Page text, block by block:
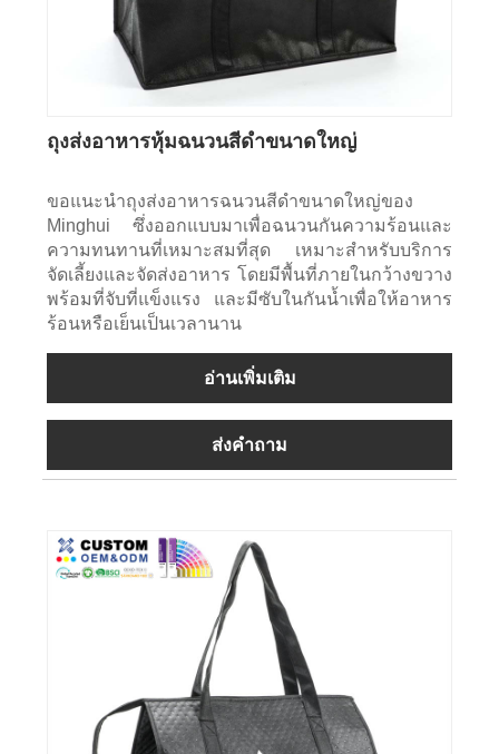
ถุงส่งอาหารหุ้มฉนวนสีดำขนาดใหญ่
ขอแนะนำถุงส่งอาหารฉนวนสีดำขนาดใหญ่ของ
Minghui ซึ่งออกแบบมาเพื่อฉนวนกันความร้อนและ
ความทนทานที่เหมาะสมที่สุด เหมาะสำหรับบริการ
จัดเลี้ยงและจัดส่งอาหาร โดยมีพื้นที่ภายในกว้างขวาง
พร้อมที่จับที่แข็งแรง และมีซับในกันน้ำเพื่อให้อาหาร
ร้อนหรือเย็นเป็นเวลานาน
อ่านเพิ่มเติม
ส่งคำถาม